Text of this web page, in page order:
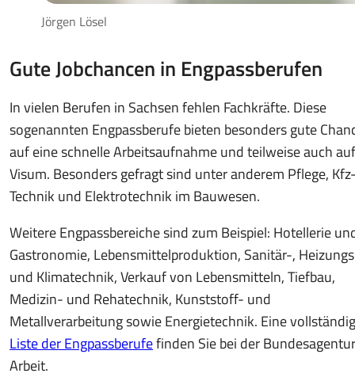
Jörgen Lösel
Gute Jobchancen in Engpassberufen
In vielen Berufen in Sachsen fehlen Fachkräfte. Diese
sogenannten Engpassberufe bieten besonders gute
auf eine schnelle Arbeitsaufnahme und teilweise auch
Visum. Besonders gefragt sind unter anderem Pflege,
Technik und Elektrotechnik im Bauwesen.
Weitere Engpassbereiche sind zum Beispiel: Hotellerie
Gastronomie, Lebensmittelproduktion, Sanitär-,
und Klimatechnik, Verkauf von Lebensmitteln, Tiefbau,
Medizin- und Rehatechnik, Kunststoff- und
Metallverarbeitung sowie Energietechnik. Eine
Liste der Engpassberufefinden Sie bei der
Arbeit.